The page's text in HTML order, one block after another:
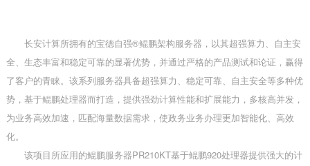
长安计算所拥有的宝德自强®鲲鹏架构服务器，以其超强算力、自主安
全、生态丰富和稳定可靠的显著优势，并通过严格的产品测试和论证，赢得
了客户的青睐。该系列服务器具备超强算力、稳定可靠、自主安全等多种优
势，基于鲲鹏处理器而打造，提供强劲计算性能和扩展能力，多核高并发，
为业务高效加速，匹配海量数据需求，使政务业务办理更加智能化、高效
化。
该项目所应用的鲲鹏服务器PR210KT基于鲲鹏920处理器提供强大的计